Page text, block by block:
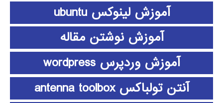
آموزش لینوکس ubuntu
آموزش نوشتن مقاله
آموزش وردپرس wordpress
آنتن تولباکس antenna toolbox